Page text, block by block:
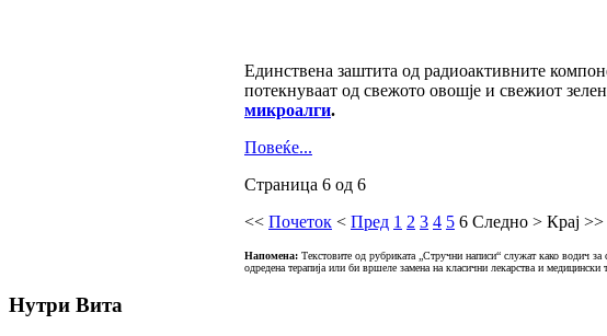
Единствена заштита од радиоактивните
потекнуваат од свежото овошје и свежиот
микроалги.
Повеќе...
Страница 6 од 6
<< Почеток < Пред 1 2 3 4 5 6 Следно > Крај >>
Напомена: Текстовите од рубриката „Стручни написи“ служат како водич
одредена терапија или би вршеле замена на класични лекарства и медицински
Нутри Вита